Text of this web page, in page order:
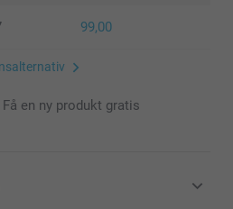
99,00
Få en ny produkt gratis